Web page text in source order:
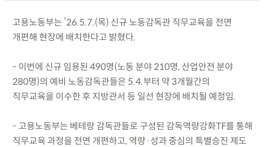
고용노동부는 ’26.5.7.(목) 신규 노동감독관 직무교육을 전면
개편해 현장에 배치한다고 밝혔다.
- 이번에 신규 임용된 490명(노동 분야 210명, 산업안전 분야
280명)의 예비 노동감독관들은 5.4.부터 약 3개월간의
직무교육을 이수한 후 지방관서 등 일선 현장에 배치될 예정임.
- 고용노동부는 베테랑 감독관들로 구성된 감독역량강화TF를 통해
직무교육 과정을 전면 개편하고, 역량·성과 중심의 특별승진 제도